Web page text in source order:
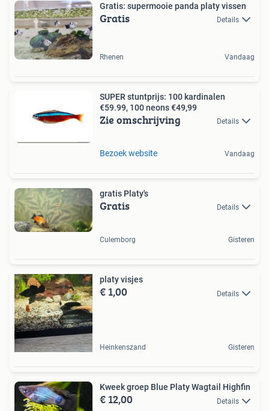
Gratis: supermooie panda platy vissen
Gratis Details
Rhenen Vandaag
SUPER stuntprijs: 100 kardinalen
€59.99, 100 neons €49,99
Zie omschrijving Details
Bezoek website Vandaag
gratis Platy's
Gratis Details
Culemborg Gisteren
platy visjes
€ 1,00 Details
Heinkenszand Gisteren
Kweek groep Blue Platy Wagtail Highfin
€ 12,00 Details